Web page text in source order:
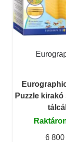
Puzzle
6 800